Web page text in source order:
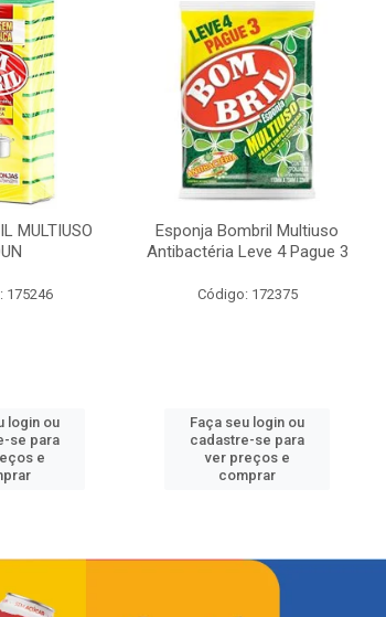
MULTIUSO
175246
login ou
se para
e
Esponja Bombril Multiuso
Antibactéria Leve 4 Pague 3
Código: 172375
Faça seu login ou
cadastre-se para
ver preços e
comprar